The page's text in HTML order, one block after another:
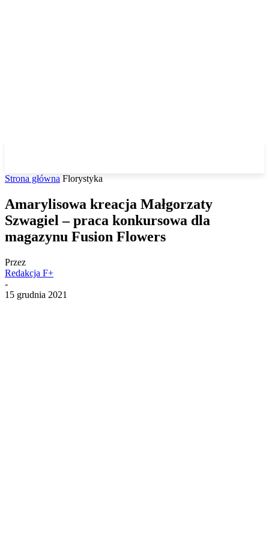
Strona główna Florystyka
Amarylisowa kreacja Małgorzaty
Szwagiel – praca konkursowa dla
magazynu Fusion Flowers
Przez
Redakcja F+
-
15 grudnia 2021